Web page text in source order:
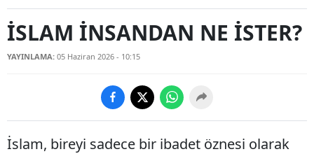
İSLAM İNSANDAN NE İSTER?
YAYINLAMA: 05 Haziran 2026 - 10:15
İslam, bireyi sadece bir ibadet öznesi olarak